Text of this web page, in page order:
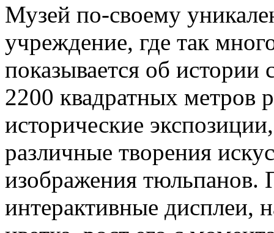
Музей по-своему
учреждение, где так
показывается об
2200 квадратных метров
исторические
различные творения
изображения
интерактивные дисплеи,